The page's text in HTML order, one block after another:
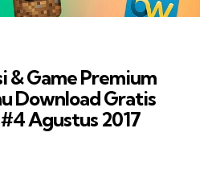
& Game Premium
Download Gratis 
Agustus 2017